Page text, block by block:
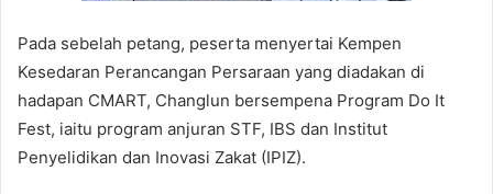
Pada sebelah petang, peserta menyertai Kempen
Kesedaran Perancangan Persaraan yang diadakan di
hadapan CMART, Changlun bersempena Program Do It
Fest, iaitu program anjuran STF, IBS dan Institut
Penyelidikan dan Inovasi Zakat (IPIZ).